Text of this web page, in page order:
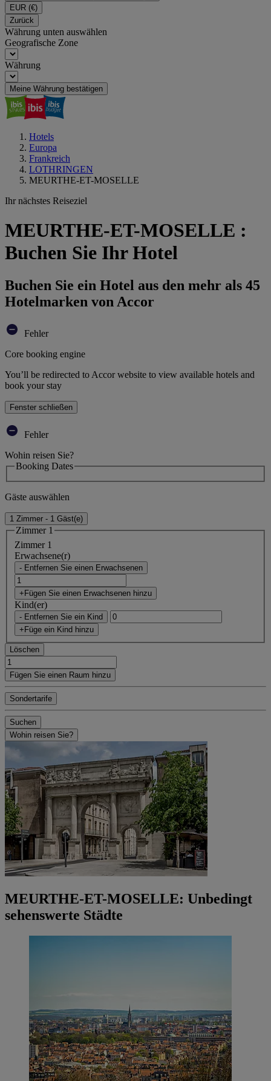
EUR (€)
Zurück
Währung unten auswählen
Geografische Zone
Währung
Meine Währung bestätigen
Hotels
Europa
Frankreich
LOTHRINGEN
MEURTHE-ET-MOSELLE
Ihr nächstes Reiseziel
MEURTHE-ET-MOSELLE :
Buchen Sie Ihr Hotel
Buchen Sie ein Hotel aus den mehr als 45
Hotelmarken von Accor
Fehler
Core booking engine
You’ll be redirected to Accor website to view available hotels and
book your stay
Fenster schließen
Fehler
Wohin reisen Sie?
Booking Dates
Gäste auswählen
1 Zimmer - 1 Gäst(e)
Zimmer 1
Zimmer 1
Erwachsene(r)
- Entfernen Sie einen Erwachsenen
+Fügen Sie einen Erwachsenen hinzu
Kind(er)
- Entfernen Sie ein Kind
+Füge ein Kind hinzu
Löschen
Fügen Sie einen Raum hinzu
Sondertarife
Suchen
Wohin reisen Sie?
MEURTHE-ET-MOSELLE: Unbedingt
sehenswerte Städte